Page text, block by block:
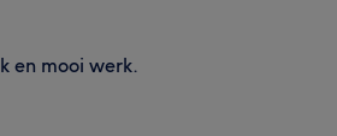
en mooi werk.